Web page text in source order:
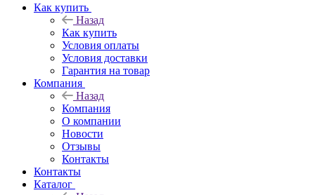
Как купить
Назад
Как купить
Условия оплаты
Условия доставки
Гарантия на товар
Компания
Назад
Компания
О компании
Новости
Отзывы
Контакты
Контакты
Каталог